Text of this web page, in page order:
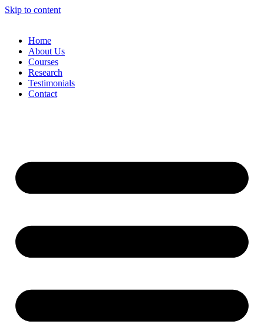
Skip to content
Home
About Us
Courses
Research
Testimonials
Contact